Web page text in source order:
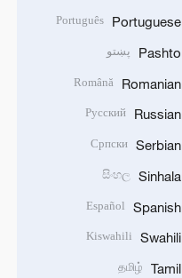
Portuguese
Português
Pashto پښتو
Romanian
Română
Russian
Русский
Serbian
Српски
Sinhala
සිංහල
Spanish
Español
Swahili
Kiswahili
Tamil
தமிழ்